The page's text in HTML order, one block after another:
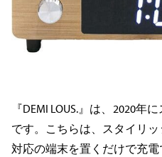
『DEMI LOUS.』は、2020年
です。こちらは、スタイリ
対応の端末を置くだけで充